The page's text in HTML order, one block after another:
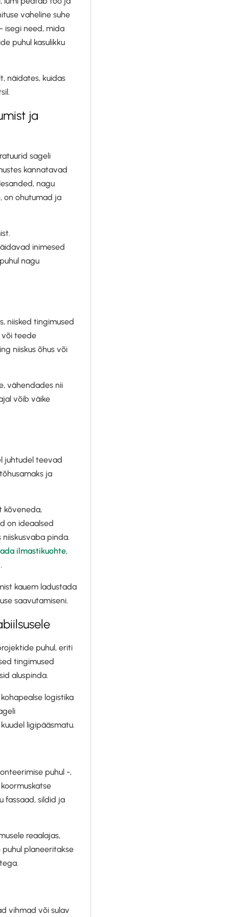
vaheline suhe
isegi need, mida
puhul kasulikku
näidates, kuidas
ja
sageli
kannatavad
nagu
on ohutumad ja
inimesed
nagu
niisked tingimused
või teede
niiskus õhus või
vähendades nii
võib väike
juhtudel teevad
ja
kõveneda,
on ideaalsed
pinda.
ilmastikuohte,
kauem ladustada
saavutamiseni.
puhul, eriti
tingimused
aluspinda.
logistika
ligipääsmatu.
puhul -,
fassaad, sildid ja
reaalajas,
planeeritakse
vihmad või sulav